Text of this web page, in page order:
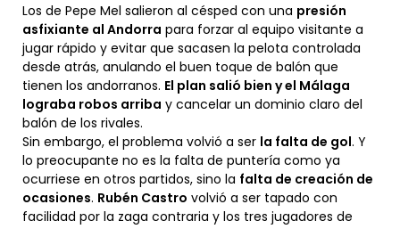
Los de Pepe Mel salieron al césped con una presión
asfixiante al Andorra para forzar al equipo visitante a
jugar rápido y evitar que sacasen la pelota controlada
desde atrás, anulando el buen toque de balón que
tienen los andorranos. El plan salió bien y el Málaga
lograba robos arriba y cancelar un dominio claro del
balón de los rivales.
Sin embargo, el problema volvió a ser la falta de gol. Y
lo preocupante no es la falta de puntería como ya
ocurriese en otros partidos, sino la falta de creación de
ocasiones. Rubén Castro volvió a ser tapado con
facilidad por la zaga contraria y los tres jugadores de